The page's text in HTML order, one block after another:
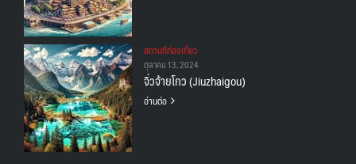
สถานทีท่องเที่ยว
ตุลาคม 13, 2024
จิ่วจ้ายโกว (Jiuzhaigou)
อ่านต่อ